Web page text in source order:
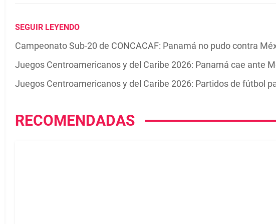
SEGUIR LEYENDO
Campeonato Sub-20 de CONCACAF: Panamá no pudo contra
Juegos Centroamericanos y del Caribe 2026: Panamá cae ante
Juegos Centroamericanos y del Caribe 2026: Partidos de fútbol
RECOMENDADAS